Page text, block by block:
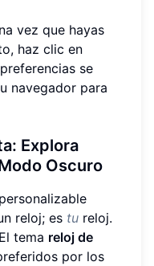
vez que hayas
haz clic en
se
navegador para
Explora
Oscuro
reloj; es tu reloj.
tema reloj de
por los